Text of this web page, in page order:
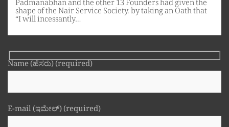
Padmanabhan and the other 13 Founders had given the
shape of the Nair Service Society. by taking an Oath that
“I will incessantly…
Name (ಹೆಸರು) (required)
E-mail (ಇಮೇಲ್) (required)